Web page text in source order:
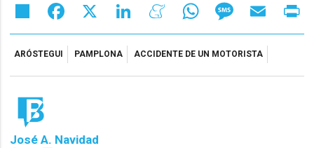
Share Facebook LinkedIn MeneameWhatsAppMessageEmail
ARÓSTEGUI PAMPLONA ACCIDENTE DE UN MOTORISTA
José A. Navidad